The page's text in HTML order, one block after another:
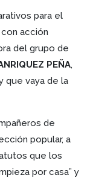
para el
acción
del grupo de
PEÑA,
que vaya de la
de
popular, a
que los
por casa” y